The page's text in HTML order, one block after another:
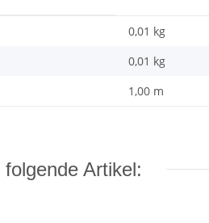
0,01 kg
0,01 kg
1,00 m
Artikel: